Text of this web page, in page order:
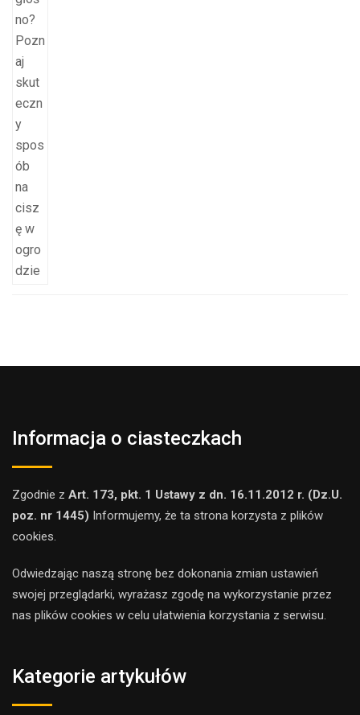
Informacja o ciasteczkach
Zgodnie z Art. 173, pkt. 1 Ustawy z dn. 16.11.2012 r. (Dz.U.
poz. nr 1445) Informujemy, że ta strona korzysta z plików
cookies.
Odwiedzając naszą stronę bez dokonania zmian ustawień
swojej przeglądarki, wyrażasz zgodę na wykorzystanie przez
nas plików cookies w celu ułatwienia korzystania z serwisu.
Kategorie artykułów